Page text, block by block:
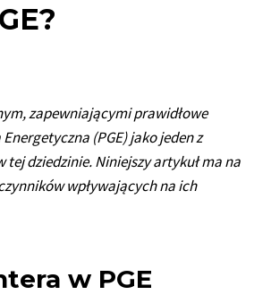
zapewniającymi prawidłowe
(PGE) jako jeden z
dziedzinie. Niniejszy artykuł ma na
wpływających na ich
w PGE